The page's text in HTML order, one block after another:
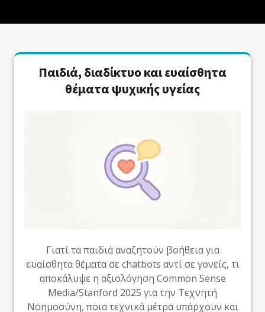
Παιδιά, διαδίκτυο και ευαίσθητα
θέματα ψυχικής υγείας
Γιατί τα παιδιά αναζητούν βοήθεια για
ευαίσθητα θέματα σε chatbots αντί σε γονείς, τι
αποκάλυψε η αξιολόγηση Common Sense
Media/Stanford 2025 για την Τεχνητή
Νοημοσύνη, ποια τεχνικά μέτρα υπάρχουν και